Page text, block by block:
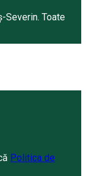
Severin. Toate
Politica de